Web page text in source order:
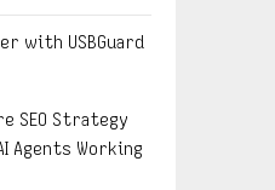
with USBGuard
SEO Strategy
Agents Working